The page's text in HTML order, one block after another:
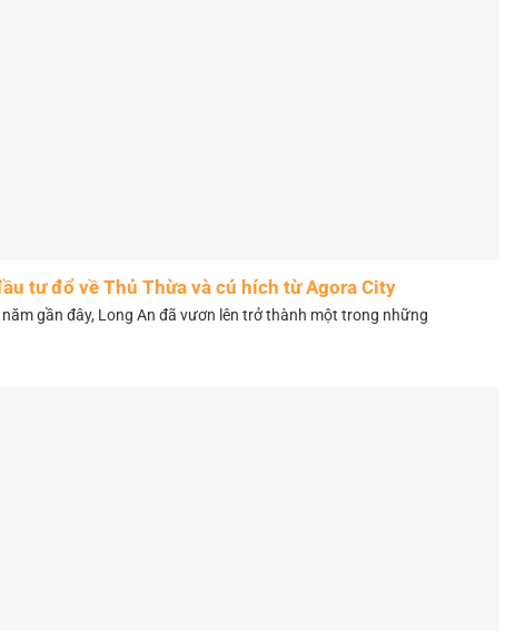
tư đổ về Thủ Thừa và cú hích từ Agora City
gần đây, Long An đã vươn lên trở thành một trong những